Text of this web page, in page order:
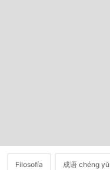
Filosofía 成语 chéng yǔ